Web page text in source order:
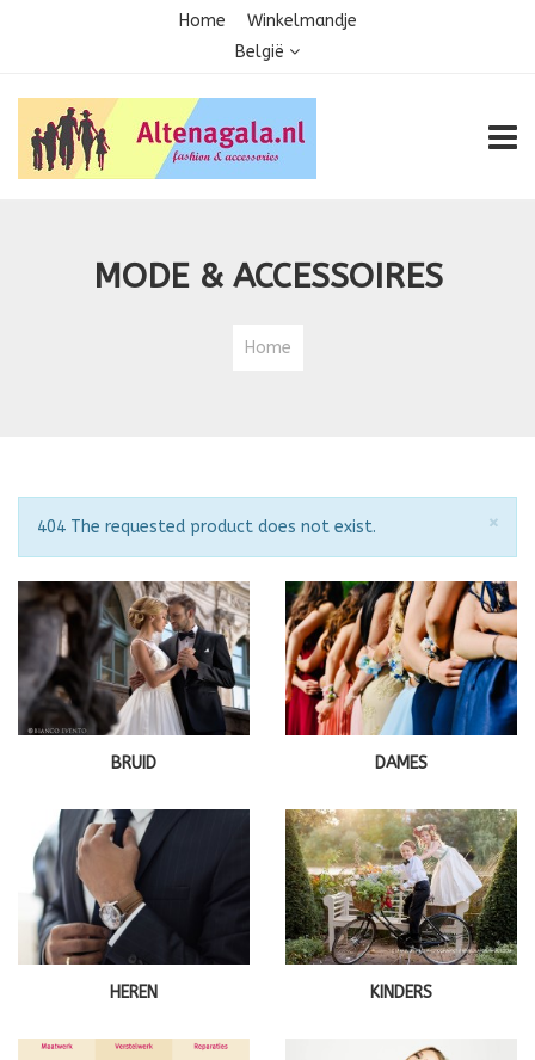
Home
Winkelmandje
België
MODE & ACCESSOIRES
Home
×
Opmerking
404 The requested product does not exist.
BRUID DAMES
HEREN KINDERS